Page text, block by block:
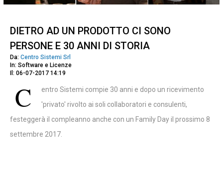
DIETRO AD UN PRODOTTO CI SONO
PERSONE E 30 ANNI DI STORIA
Da: Centro Sistemi Srl
In: Software e Licenze
Il: 06-07-2017 14:19
C
entro Sistemi compie 30 anni e dopo un ricevimento
'privato' rivolto ai soli collaboratori e consulenti,
festeggerà il compleanno anche con un Family Day il prossimo 8
settembre 2017.